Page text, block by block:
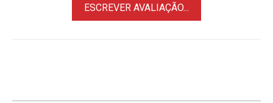
ESCREVER AVALIAÇÃO...